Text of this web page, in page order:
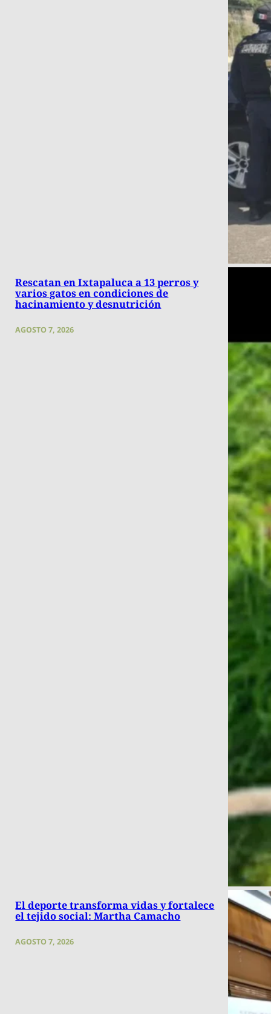
Rescatan en Ixtapaluca a 13 perros y
varios gatos en condiciones de
hacinamiento y desnutrición
AGOSTO 7, 2026
El deporte transforma vidas y fortalece
el tejido social: Martha Camacho
AGOSTO 7, 2026